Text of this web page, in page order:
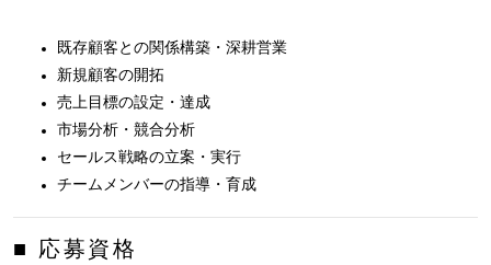
既存顧客との関係構築・深耕営業
新規顧客の開拓
売上目標の設定・達成
市場分析・競合分析
セールス戦略の立案・実行
チームメンバーの指導・育成
■ 応募資格